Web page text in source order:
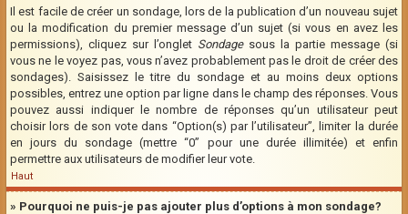
Il est facile de créer un sondage, lors de la publication d’un nouveau sujet
ou la modification du premier message d’un sujet (si vous en avez les
permissions), cliquez sur l’onglet Sondagesous la partie message (si
vous ne le voyez pas, vous n’avez probablement pas le droit de créer des
sondages). Saisissez le titre du sondage et au moins deux options
possibles, entrez une option par ligne dans le champ des réponses. Vous
pouvez aussi indiquer le nombre de réponses qu’un utilisateur peut
choisir lors de son vote dans “Option(s) par l’utilisateur”, limiter la durée
en jours du sondage (mettre “0” pour une durée illimitée) et enfin
permettre aux utilisateurs de modifier leur vote.
Haut
» Pourquoi ne puis-je pas ajouter plus d’options à mon sondage?